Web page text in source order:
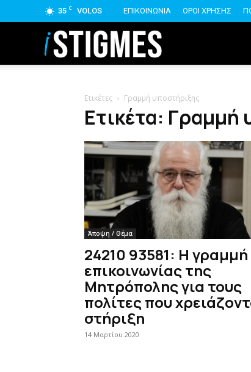
35 C VOLOS ΕΠΙΚΟΙΝΩΝΙΑ ΟΡΟΙ ΧΡΗΣΗΣ
istigmes
Ετικέτες Γραμμή υποστήριξης
Ετικέτα: Γραμμή
Άποψη / Θέμα
24210 93581: Η γραμμή
επικοινωνίας της
Μητρόπολης για τους
πολίτες που
στήριξη
14 Μαρτίου 2020